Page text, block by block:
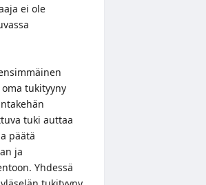
ei ole
tukityyny
tuki auttaa
päätä
ja
Yhdessä